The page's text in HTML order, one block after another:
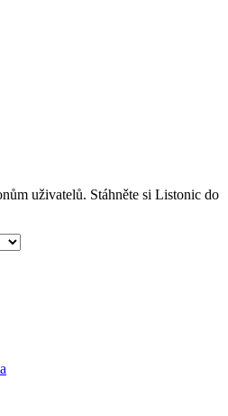
uživatelů. Stáhněte si Listonic do